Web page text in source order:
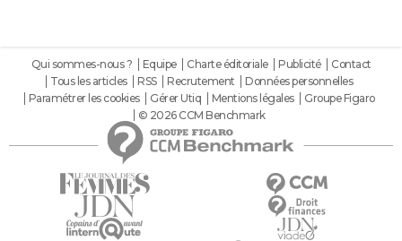
Qui sommes-nous ? Equipe Charte éditoriale Publicité
Contact
Tous les articles
RSS Recrutement
Données personnelles
Paramétrer les cookies
Gérer Utiq Mentions légales
Groupe Figaro
© 2026 CCM Benchmark